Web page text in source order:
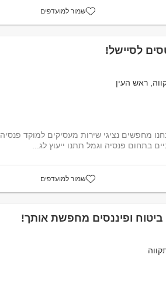
שמור למועדפים
לסיישל!
ראש העין
מחפשים נציגי שירות מעסיקים למוקד פנסיה
בתחום פנסיה וגמל תתנו ייעוץ לג...
שמור למועדפים
ביטוח ופיננסים מחפשת אותך!